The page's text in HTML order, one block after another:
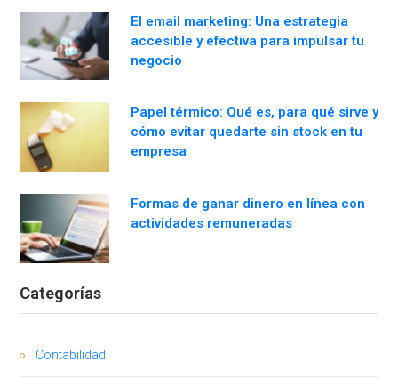
El email marketing: Una estrategia
accesible y efectiva para impulsar tu
negocio
Papel térmico: Qué es, para qué sirve y
cómo evitar quedarte sin stock en tu
empresa
Formas de ganar dinero en línea con
actividades remuneradas
Categorías
Contabilidad